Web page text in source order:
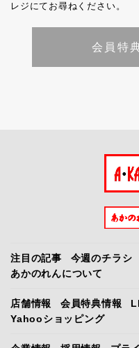
レジにてお尋ねください。
会員特
注目の記事 今週のチラシ
あかのれんについて
店舗情報 会員特典情報
Yahooショッピング